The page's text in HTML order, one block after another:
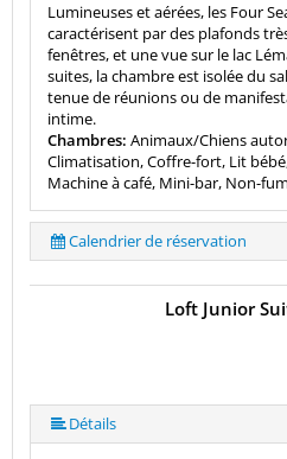
Lumineuses et aérées, les Four
caractérisent par des plafonds
fenêtres, et une vue sur le lac
suites, la chambre est isolée du
tenue de réunions ou de
intime.
Chambres: Animaux/Chiens
Climatisation, Coffre-fort, Lit
Machine à café, Mini-bar, Non-
Calendrier de réservation
Loft Junior
Détails